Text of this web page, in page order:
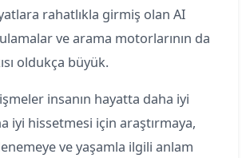
rahatlıkla girmiş olan AI
ve arama motorlarının da
oldukça büyük.
insanın hayatta daha iyi
iyi hissetmesi için araştırmaya,
ve yaşamla ilgili anlam